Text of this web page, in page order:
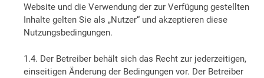
Website und die Verwendung der zur Verfügung gestellten
Inhalte gelten Sie als „Nutzer“ und akzeptieren diese
Nutzungsbedingungen.
1.4. Der Betreiber behält sich das Recht zur jederzeitigen,
einseitigen Änderung der Bedingungen vor. Der Betreiber